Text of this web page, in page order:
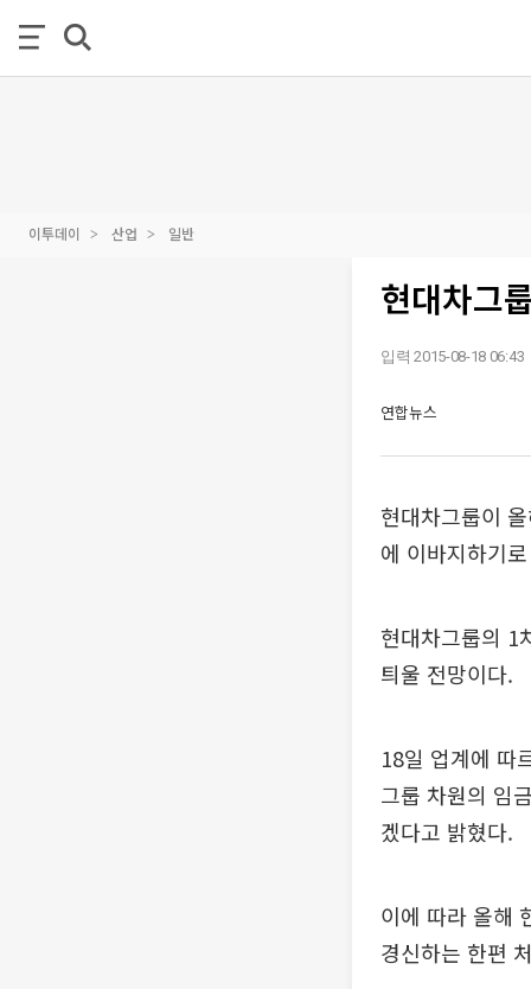
이투데이 산업 일반
현대차그
입력 2015-08-18 06:43
연합뉴스
현대차그룹이
에 이바지하기
현대차그룹의 1
틔울 전망이다.
18일 업계에 따
그룹 차원의 임
겠다고 밝혔다.
이에 따라 올해
경신하는 한편